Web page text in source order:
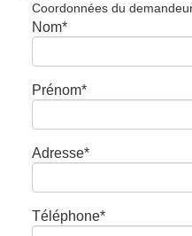
Coordonnées du
Nom*
Prénom*
Adresse*
Téléphone*